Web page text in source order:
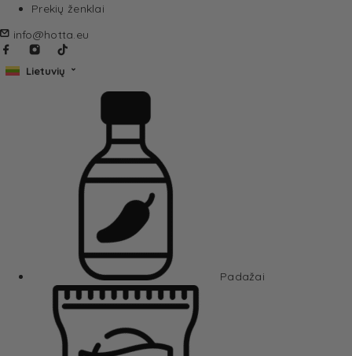
Prekių ženklai
info@hotta.eu
Lietuvių
Padažai